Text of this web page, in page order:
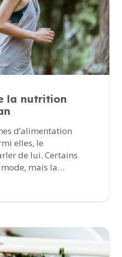
la nutrition
d’alimentation
elles, le
de lui. Certains
mode, mais la…